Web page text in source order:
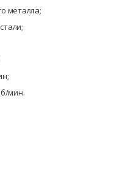
металла;
мин.